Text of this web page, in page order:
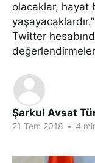
olacaklar, hayat
Twitter
Şarkul Avsat
21 Tem 2018 • 4